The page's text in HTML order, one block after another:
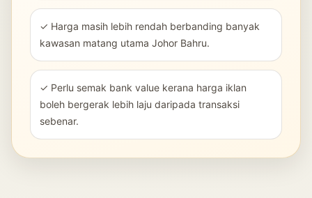
✓ Harga masih lebih rendah berbanding banyak
kawasan matang utama Johor Bahru.
✓ Perlu semak bank value kerana harga iklan
boleh bergerak lebih laju daripada transaksi
sebenar.